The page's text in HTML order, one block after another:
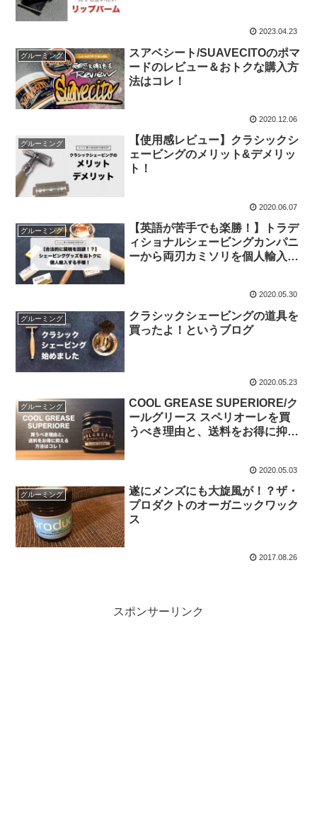
2023.04.23
グルーミング
スアベシート/SUAVECITOのポマ
ードのレビュー＆おトクな購入方
法はコレ！
2020.12.06
グルーミング
【使用感レビュー】クラシックシ
ェービングのメリット&デメリッ
ト！
2020.06.07
グルーミング
【英語が苦手でも楽勝！】トラデ
ィショナルシェービングカンパニ
ーから両刃カミソリを個人輸入す
2020.05.30
グルーミング
クラシックシェービングの道具を
買ったよ！というブログ
2020.05.23
グルーミング
COOL GREASE SUPERIORE/ク
ールグリース スペリオーレを買
うべき理由と、送料をお得に抑え
2020.05.03
グルーミング
遂にメンズにも大旋風が！？ザ・
プロダクトのオーガニックワック
ス
2017.08.26
スポンサーリンク